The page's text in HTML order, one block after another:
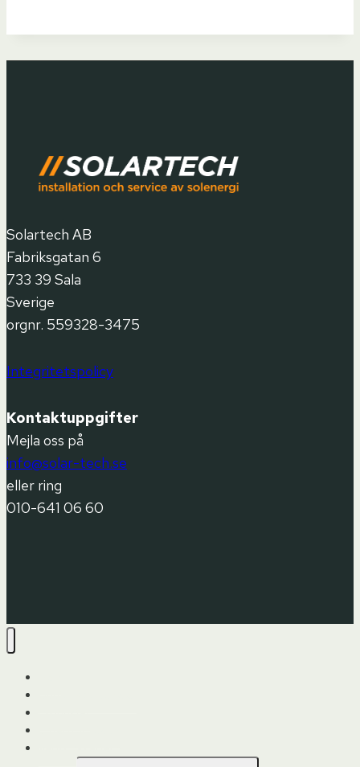
Solartech AB
Fabriksgatan 6
733 39 Sala
Sverige
orgnr. 559328-3475
Integritetspolicy
Kontaktuppgifter
Mejla oss på
info@solar-tech.se
eller ring
010-641 06 60